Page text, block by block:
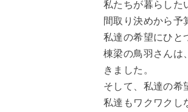
私たちが暮らした
間取り決めから予
私達の希望にひと
棟梁の鳥羽さんは
きました。
そして、私達の希
私達もワクワクし